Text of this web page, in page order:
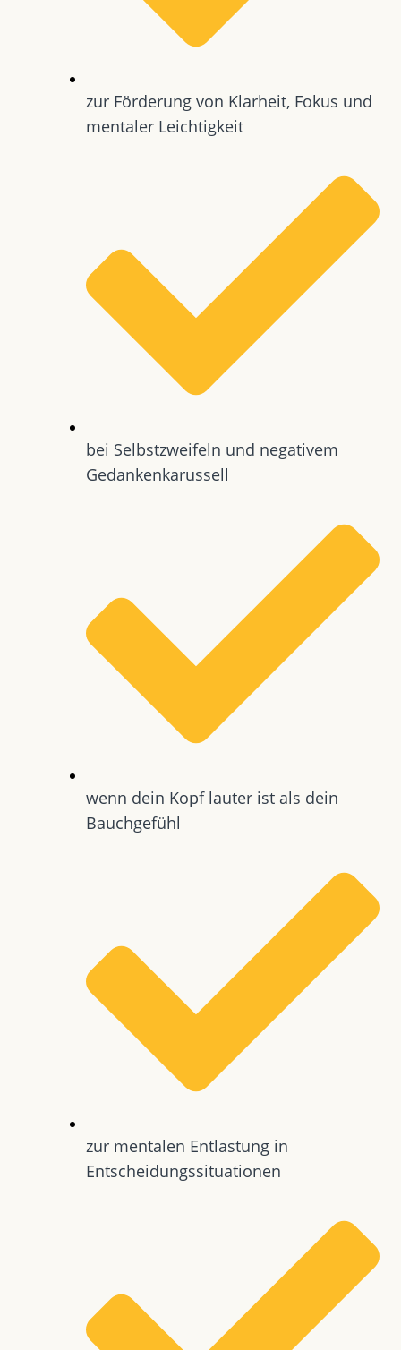
zur Förderung von Klarheit, Fokus und
mentaler Leichtigkeit
bei Selbstzweifeln und negativem
Gedankenkarussell
wenn dein Kopf lauter ist als dein
Bauchgefühl
zur mentalen Entlastung in
Entscheidungssituationen